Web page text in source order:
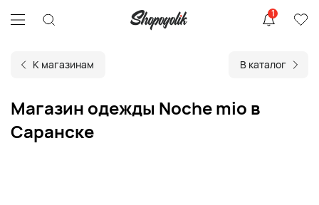
1
К магазинам В каталог
Магазин одежды Noche mio в
Саранске